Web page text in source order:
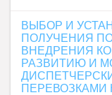
ВЫБОР И
ПОЛУЧЕНИЯ
ВНЕДРЕНИЯ
РАЗВИТИЮ И
ПЕРЕВОЗКАМИ